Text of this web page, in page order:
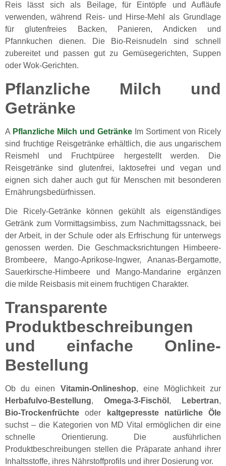
Reis lässt sich als Beilage, für Eintöpfe und Aufläufe
verwenden, während Reis- und Hirse-Mehl als Grundlage
für glutenfreies Backen, Panieren, Andicken und
Pfannkuchen dienen. Die Bio-Reisnudeln sind schnell
zubereitet und passen gut zu Gemüsegerichten, Suppen
oder Wok-Gerichten.
Pflanzliche Milch und
Getränke
A Pflanzliche Milch und Getränke Im Sortiment von Ricely
sind fruchtige Reisgetränke erhältlich, die aus ungarischem
Reismehl und Fruchtpüree hergestellt werden. Die
Reisgetränke sind glutenfrei, laktosefrei und vegan und
eignen sich daher auch gut für Menschen mit besonderen
Ernährungsbedürfnissen.
Die Ricely-Getränke können gekühlt als eigenständiges
Getränk zum Vormittagsimbiss, zum Nachmittagssnack, bei
der Arbeit, in der Schule oder als Erfrischung für unterwegs
genossen werden. Die Geschmacksrichtungen Himbeere-
Brombeere, Mango-Aprikose-Ingwer, Ananas-Bergamotte,
Sauerkirsche-Himbeere und Mango-Mandarine ergänzen
die milde Reisbasis mit einem fruchtigen Charakter.
Transparente
Produktbeschreibungen
und einfache Online-
Bestellung
Ob du einen Vitamin-Onlineshop, eine Möglichkeit zur
Herbafulvo-Bestellung, Omega-3-Fischöl , Lebertran,
Bio-Trockenfrüchte oder
kaltgepresste natürliche Öle
suchst – die Kategorien von MD Vital ermöglichen dir eine
schnelle Orientierung. Die ausführlichen
Produktbeschreibungen stellen die Präparate anhand ihrer
Inhaltsstoffe, ihres Nährstoffprofils und ihrer Dosierung vor.